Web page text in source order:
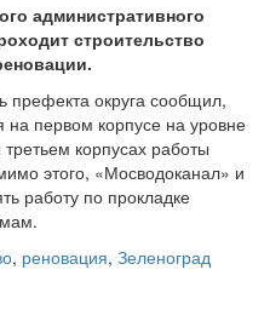
административного
строительство
префекта округа сообщил,
на первом корпусе на уровне
корпусах работы
этого, «Мосводоканал» и
работу по прокладке
, реновация, Зеленоград